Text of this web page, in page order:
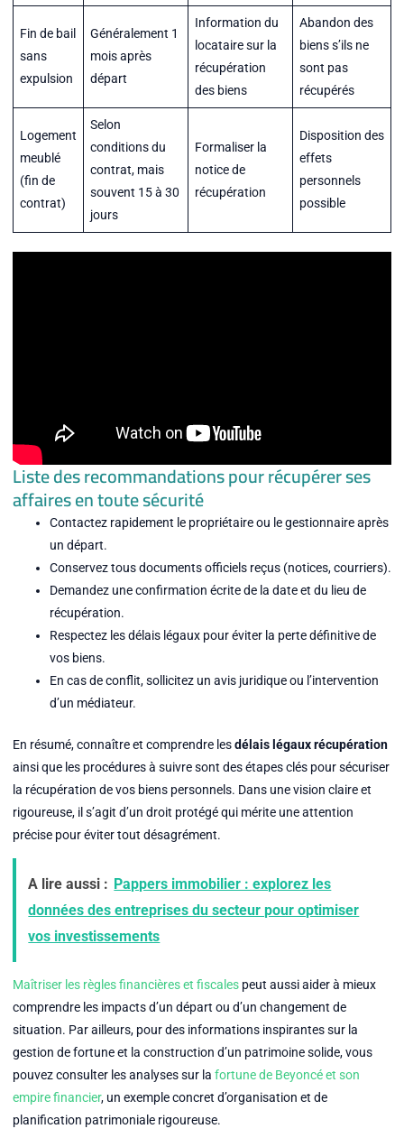
Fin de bail
sans
expulsion
Généralement 1
mois après
départ
Information du
locataire sur la
récupération
des biens
Abandon des
biens s’ils ne
sont pas
récupérés
Logement
meublé
(fin de
contrat)
Selon
conditions du
contrat, mais
souvent 15 à 30
jours
Formaliser la
notice de
récupération
Disposition des
effets
personnels
possible
Liste des recommandations pour récupérer ses
affaires en toute sécurité
Contactez rapidement le propriétaire ou le gestionnaire après
un départ.
Conservez tous documents officiels reçus (notices, courriers).
Demandez une confirmation écrite de la date et du lieu de
récupération.
Respectez les délais légaux pour éviter la perte définitive de
vos biens.
En cas de conflit, sollicitez un avis juridique ou l’intervention
d’un médiateur.
En résumé, connaître et comprendre lesdélais légaux récupération
ainsi que les procédures à suivre sont des étapes clés pour sécuriser
la récupération de vos biens personnels. Dans une vision claire et
rigoureuse, il s’agit d’un droit protégé qui mérite une attention
précise pour éviter tout désagrément.
A lire aussi : Pappers immobilier : explorez les
données des entreprises du secteur pour optimiser
vos investissements
Maîtriser les règles financières et fiscalespeut aussi aider à mieux
comprendre les impacts d’un départ ou d’un changement de
situation. Par ailleurs, pour des informations inspirantes sur la
gestion de fortune et la construction d’un patrimoine solide, vous
pouvez consulter les analyses sur la fortune de Beyoncé et son
empire financier, un exemple concret d’organisation et de
planification patrimoniale rigoureuse.